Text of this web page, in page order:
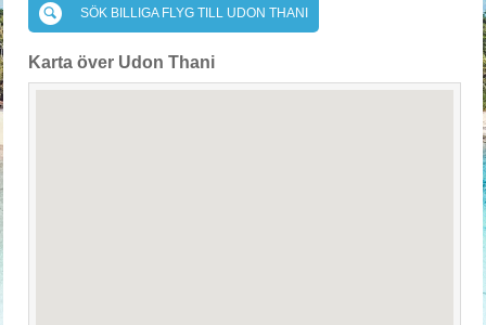
SÖK BILLIGA FLYG TILL UDON THANI
Karta över Udon Thani